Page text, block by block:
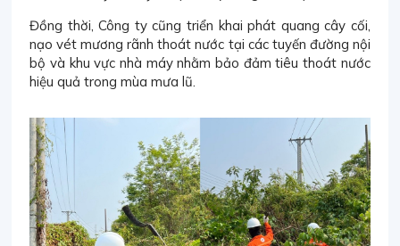
Đồng thời, Công ty cũng triển khai phát quang cây cối,
nạo vét mương rãnh thoát nước tại các tuyến đường nội
bộ và khu vực nhà máy nhằm bảo đảm tiêu thoát nước
hiệu quả trong mùa mưa lũ.